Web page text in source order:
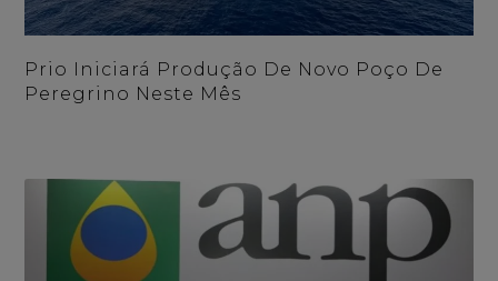
Prio Iniciará Produção De Novo Poço De
Peregrino Neste Mês